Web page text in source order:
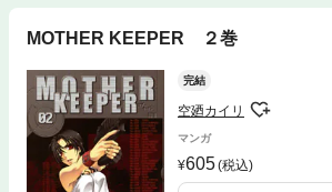
MOTHER KEEPER ２巻
完結
空廼カイリ
マンガ
605(税込)